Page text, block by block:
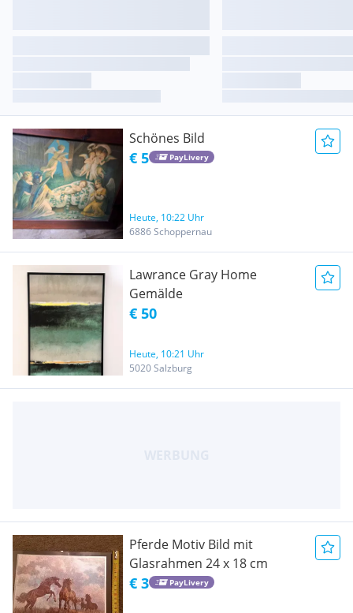
Schönes Bild
€ 5 PayLivery
Heute, 10:22 Uhr
6886 Schoppernau
Lawrance Gray Home
Gemälde
€ 50
Heute, 10:21 Uhr
5020 Salzburg
Pferde Motiv Bild mit
Glasrahmen 24 x 18 cm
€ 3 PayLivery